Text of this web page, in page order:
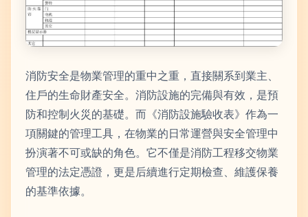
消防安全是物業管理的重中之重，直接關系到業主、
住戶的生命財產安全。消防設施的完備與有效，是預
防和控制火災的基礎。而《消防設施驗收表》作為一
項關鍵的管理工具，在物業的日常運營與安全管理中
扮演著不可或缺的角色。它不僅是消防工程移交物業
管理的法定憑證，更是后續進行定期檢查、維護保養
的基準依據。